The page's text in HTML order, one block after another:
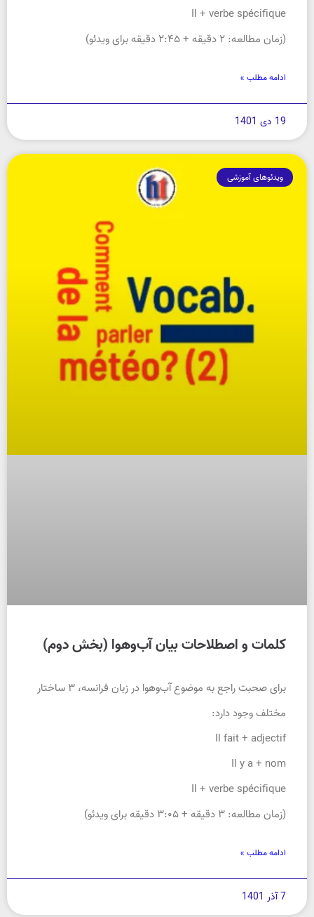
Il + verbe spécifique
(زمان مطالعه: ۲ دقیقه + ۲:۴۵ دقیقه برای ویدئو)
ادامه مطلب »
19 دی 1401
ویدئوهای آموزشی
کلمات و اصطلاحات بیان آب‌وهوا (بخش دوم)
برای صحبت راجع به موضوع آب‌وهوا در زبان فرانسه، ۳ ساختار
مختلف وجود دارد:
Il fait + adjectif
Il y a + nom
Il + verbe spécifique
(زمان مطالعه: ۳ دقیقه + ۳:۰۵ دقیقه برای ویدئو)
ادامه مطلب »
7 آذر 1401